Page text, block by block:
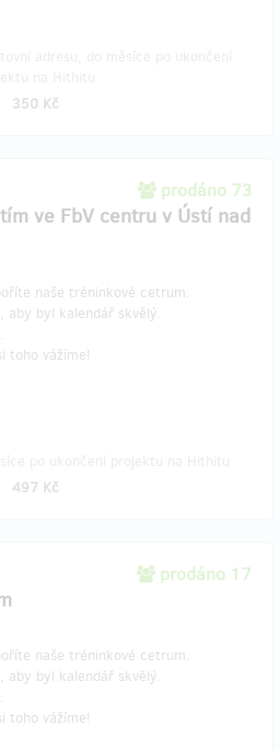
350 Kč
prodáno 73
ve FbV centru v Ústí nad
naše tréninkové cetrum.
aby byl kalendář skvělý.
toho vážíme!
497 Kč
prodáno 17
naše tréninkové cetrum.
aby byl kalendář skvělý.
toho vážíme!